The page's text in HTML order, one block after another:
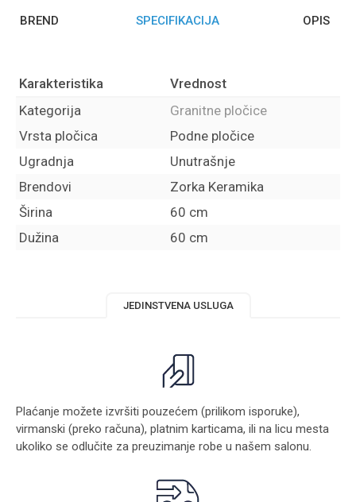
BREND SPECIFIKACIJA OPIS
Karakteristika
Vrednost
Kategorija
Granitne pločice
Vrsta pločica
Podne pločice
Ugradnja
Unutrašnje
Brendovi
Zorka Keramika
Širina
60 cm
Dužina
60 cm
JEDINSTVENA USLUGA
Plaćanje možete izvršiti pouzećem (prilikom isporuke),
virmanski (preko računa), platnim karticama, ili na licu mesta
ukoliko se odlučite za preuzimanje robe u našem salonu.